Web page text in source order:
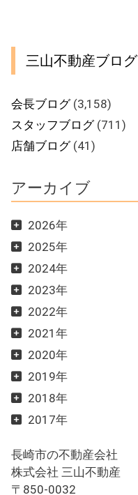
三山不動産ブログ
会長ブログ(3,158)
スタッフブログ(711)
店舗ブログ(41)
アーカイブ
2026年
2025年
2024年
2023年
2022年
2021年
2020年
2019年
2018年
2017年
長崎市の不動産会社
株式会社 三山不動産
〒850-0032